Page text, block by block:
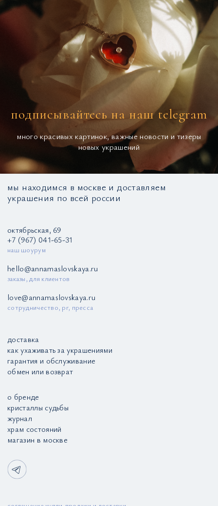
подписывайтесь на наш telegram
много красивых картинок, важные новости и тизеры
новых украшений
мы находимся в москве и доставляем
украшения по всей россии
октябрьская, 69
+7 (967) 041-65-31
наш шоурум
hello@annamaslovskaya.ru
заказы, для клиентов
love@annamaslovskaya.ru
сотрудничество, pr, пресса
доставка
как ухаживать за украшениями
гарантия и обслуживание
обмен или возврат
о бренде
кристаллы судьбы
журнал
храм состояний
магазин в москве